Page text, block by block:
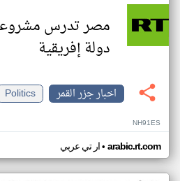
مصر تدرس
دولة إفريقية
اخبار جزر القمر
Politics
NH91ES
ار تي عربي• arabic.rt.com